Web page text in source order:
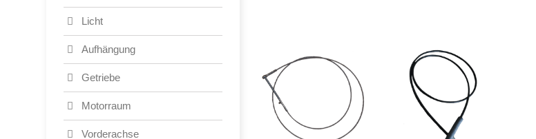
Licht
Aufhängung
Getriebe
Motorraum
Vorderachse